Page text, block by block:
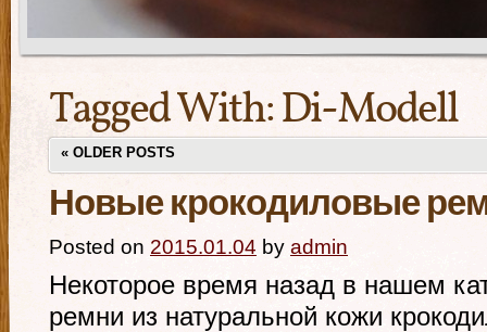
Tagged With:Di-Modell
« OLDER POSTS
Новые крокодиловые
Posted on 2015.01.04 by admin
Некоторое время назад в нашем
ремни из натуральной кожи